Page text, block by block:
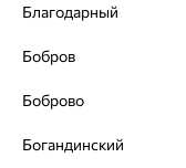
Цепь, золото
Благодарный
Бобров
Боброво
Богандинский